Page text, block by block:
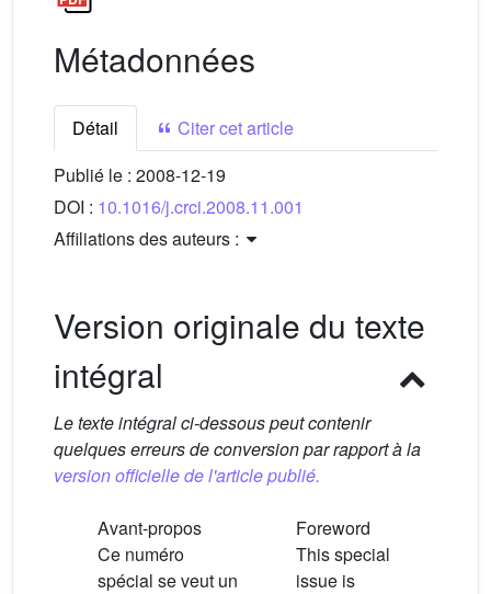
Métadonnées
Détail
Citer cet article
Publié le : 2008-12-19
DOI : 10.1016/j.crci.2008.11.001
Affiliations des auteurs :
Version originale du texte
intégral
Le texte intégral ci-dessous peut contenir
quelques erreurs de conversion par rapport à la
version officielle de l'article publié.
Avant-propos
Ce numéro
spécial se veut un
Foreword
This special
issue is